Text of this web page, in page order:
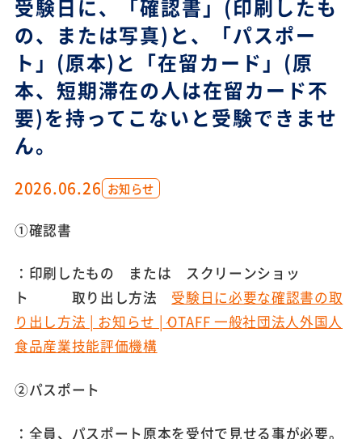
受験日に、「確認書」(印刷したも
の、または写真)と、「パスポー
ト」(原本)と「在留カード」(原
本、短期滞在の人は在留カード不
要)を持ってこないと受験できませ
ん。
2026.06.26 お知らせ
①確認書
：印刷したもの または スクリーンショッ
ト 取り出し方法 受験日に必要な確認書の取
り出し方法 | お知らせ | OTAFF 一般社団法人外国人
食品産業技能評価機構
②パスポート
：全員、パスポート原本を受付で見せる事が必要。